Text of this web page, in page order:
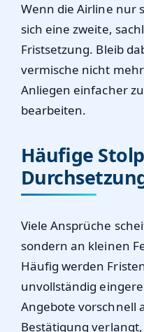
Wenn die Airline nur
sich eine zweite,
Fristsetzung. Bleib
vermische nicht
Anliegen einfacher
bearbeiten.
Häufige
Viele Ansprüche
sondern an kleinen
Häufig werden
unvollständig
Angebote vorschnell
Bestätigung